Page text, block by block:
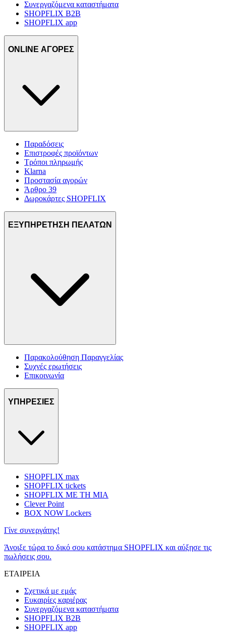
Συνεργαζόμενα καταστήματα
SHOPFLIX B2B
SHOPFLIX app
ONLINE ΑΓΟΡΕΣ
Παραδόσεις
Επιστροφές προϊόντων
Τρόποι πληρωμής
Klarna
Προστασία αγορών
Άρθρο 39
Δωροκάρτες SHOPFLIX
ΕΞΥΠΗΡΕΤΗΣΗ ΠΕΛΑΤΩΝ
Παρακολούθηση Παραγγελίας
Συχνές ερωτήσεις
Επικοινωνία
ΥΠΗΡΕΣΙΕΣ
SHOPFLIX max
SHOPFLIX tickets
SHOPFLIX ΜΕ ΤΗ ΜΙΑ
Clever Point
BOX NOW Lockers
Γίνε συνεργάτης!
Άνοιξε τώρα το δικό σου κατάστημα SHOPFLIX και αύξησε τις
πωλήσεις σου.
ΕΤΑΙΡΕΙΑ
Σχετικά με εμάς
Ευκαιρίες καριέρας
Συνεργαζόμενα καταστήματα
SHOPFLIX B2B
SHOPFLIX app